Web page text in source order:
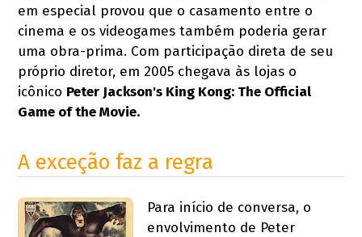
em especial provou que o casamento entre o
cinema e os videogames também poderia gerar
uma obra-prima. Com participação direta de seu
próprio diretor, em 2005 chegava às lojas o
icônico Peter Jackson's King Kong: The Official
Game of the Movie.
A exceção faz a regra
Para início de conversa, o
envolvimento de Peter